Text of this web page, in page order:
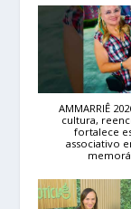
AMMARRIÊ
cultura,
fortalece
associativo